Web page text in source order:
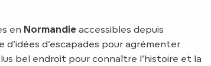
en Normandie accessibles depuis
d’escapades pour agrémenter
bel endroit pour connaître l’histoire et la